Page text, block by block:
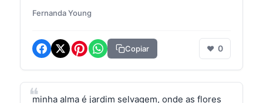
Fernanda Young
Copiar ❤ 0
minha alma é jardim selvagem, onde as flores